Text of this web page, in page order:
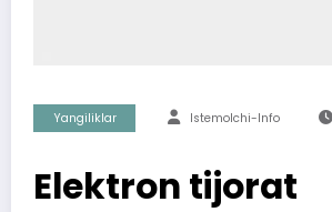
Yangiliklar Istemolchi-Info
Elektron tijorat